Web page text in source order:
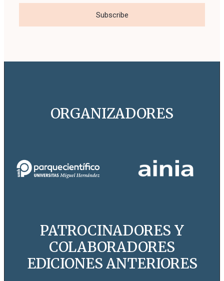
Subscribe
ORGANIZADORES
PATROCINADORES Y
COLABORADORES
EDICIONES ANTERIORES